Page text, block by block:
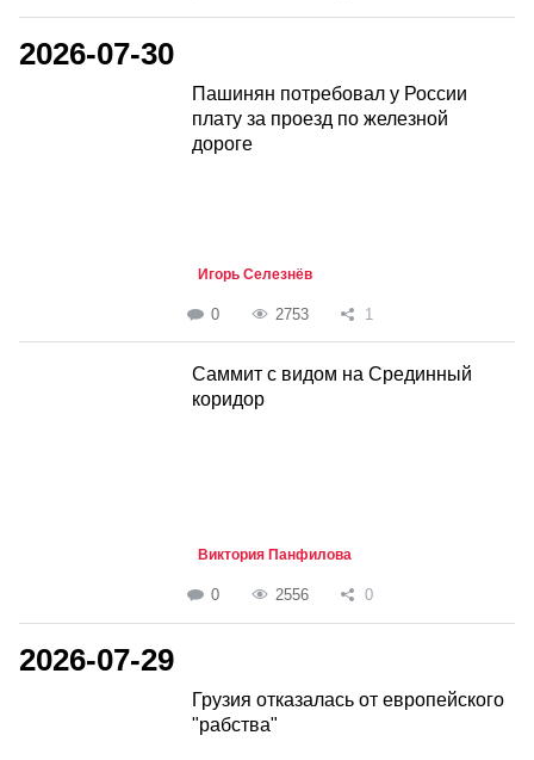
2026-07-30
Пашинян потребовал у России
плату за проезд по железной
дороге
Игорь Селезнёв
0 2753 1
Саммит с видом на Срединный
коридор
Виктория Панфилова
0 2556 0
2026-07-29
Грузия отказалась от европейского
"рабства"